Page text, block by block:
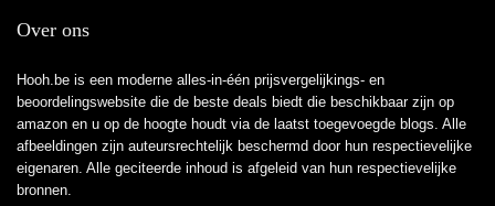
Over ons
Hooh.be is een moderne alles-in-één prijsvergelijkings- en
beoordelingswebsite die de beste deals biedt die beschikbaar zijn op
amazon en u op de hoogte houdt via de laatst toegevoegde blogs. Alle
afbeeldingen zijn auteursrechtelijk beschermd door hun respectievelijke
eigenaren. Alle geciteerde inhoud is afgeleid van hun respectievelijke
bronnen.